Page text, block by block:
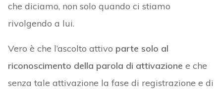
che diciamo, non solo quando ci stiamo
rivolgendo a lui.
Vero è che l’ascolto attivo parte solo al
riconoscimento della parola di attivazione e che
senza tale attivazione la fase di registrazione e di